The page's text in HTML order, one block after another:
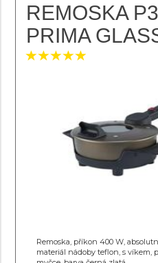
REMOSKA
PRIMA
Remoska, příkon 400 W,
materiál nádoby teflon, s víkem,